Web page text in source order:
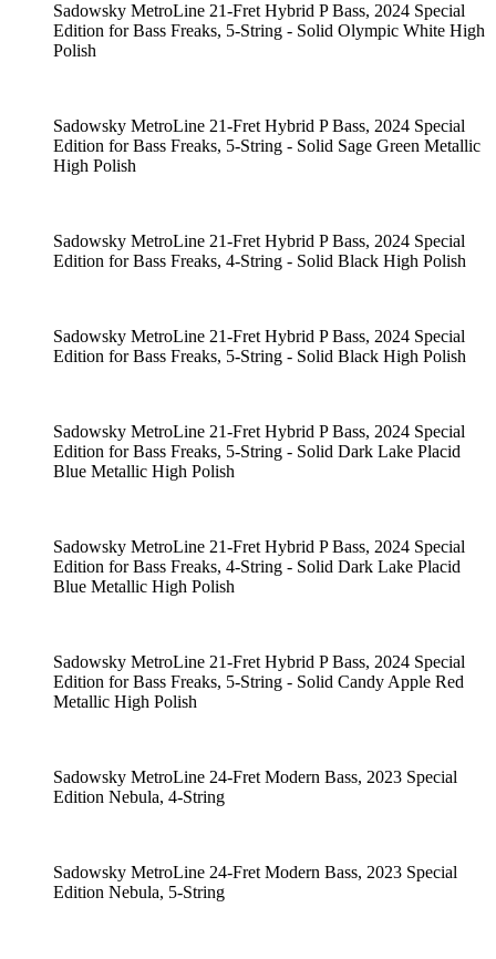
Sadowsky MetroLine 21-Fret Hybrid P Bass, 2024 Special
Edition for Bass Freaks, 5-String - Solid Olympic White High
Polish
Sadowsky MetroLine 21-Fret Hybrid P Bass, 2024 Special
Edition for Bass Freaks, 5-String - Solid Sage Green Metallic
High Polish
Sadowsky MetroLine 21-Fret Hybrid P Bass, 2024 Special
Edition for Bass Freaks, 4-String - Solid Black High Polish
Sadowsky MetroLine 21-Fret Hybrid P Bass, 2024 Special
Edition for Bass Freaks, 5-String - Solid Black High Polish
Sadowsky MetroLine 21-Fret Hybrid P Bass, 2024 Special
Edition for Bass Freaks, 5-String - Solid Dark Lake Placid
Blue Metallic High Polish
Sadowsky MetroLine 21-Fret Hybrid P Bass, 2024 Special
Edition for Bass Freaks, 4-String - Solid Dark Lake Placid
Blue Metallic High Polish
Sadowsky MetroLine 21-Fret Hybrid P Bass, 2024 Special
Edition for Bass Freaks, 5-String - Solid Candy Apple Red
Metallic High Polish
Sadowsky MetroLine 24-Fret Modern Bass, 2023 Special
Edition Nebula, 4-String
Sadowsky MetroLine 24-Fret Modern Bass, 2023 Special
Edition Nebula, 5-String